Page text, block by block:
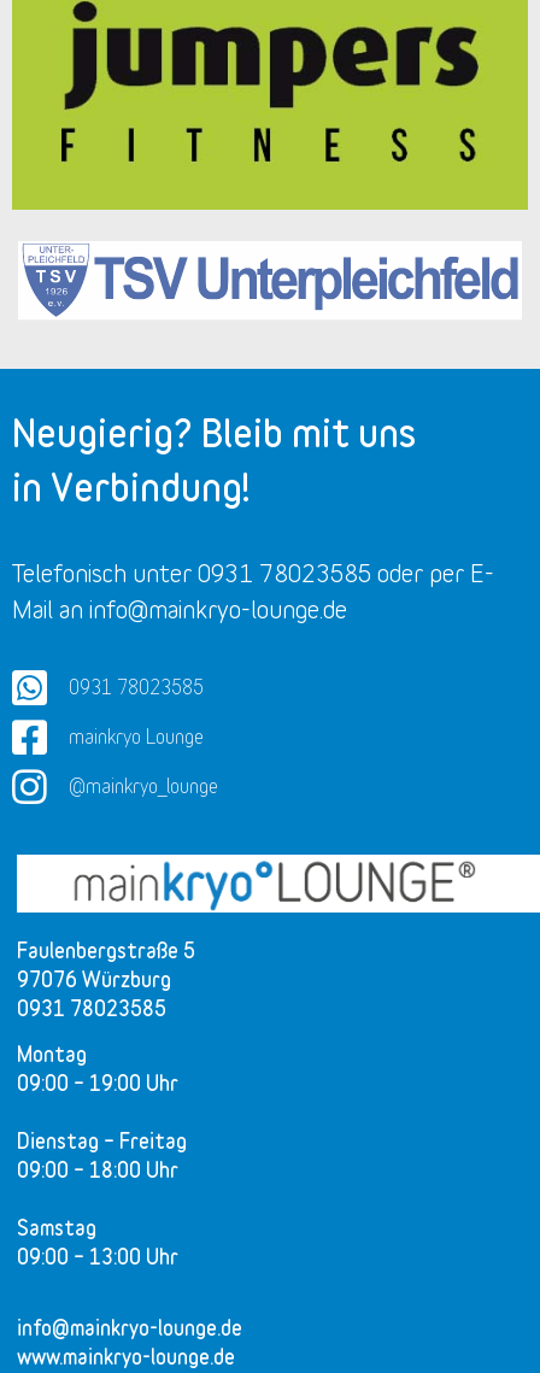
Faulenbergstraße 5
97076 Würzburg
0931 78023585
Montag
09:00 – 19:00 Uhr
Dienstag – Freitag
09:00 – 18:00 Uhr
Samstag
09:00 – 13:00 Uhr
info@mainkryo-lounge.de
www.mainkryo-lounge.de
Neugierig? Bleib mit uns
in Verbindung!
Telefonisch unter 0931 78023585 oder per E-
Mail an info@mainkryo-lounge.de
0931 78023585
mainkryo Lounge
@mainkryo_lounge